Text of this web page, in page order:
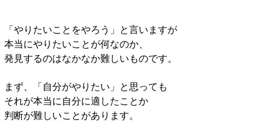
「やりたいことをやろう」と言いますが
本当にやりたいことが何なのか、
発見するのはなかなか難しいものです。
まず、「自分がやりたい」と思っても
それが本当に自分に適したことか
判断が難しいことがあります。